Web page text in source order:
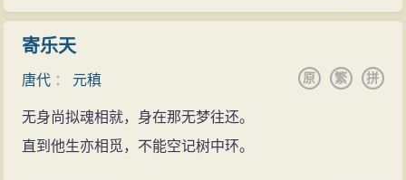
寄乐天
唐代 ： 元稹 拼
繁
原
无身尚拟魂相就，身在那无梦往还。
直到他生亦相觅，不能空记树中环。